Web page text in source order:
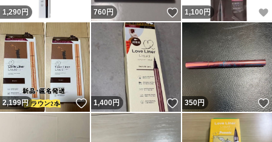
1,290 円 760円 いいね！
1,100 円
2,199円 いいね！
1,400円 いいね！
350円